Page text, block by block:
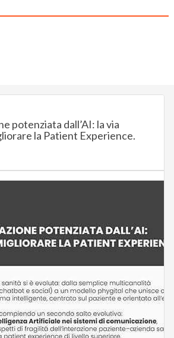
potenziata dall’AI: la via
la Patient Experience.